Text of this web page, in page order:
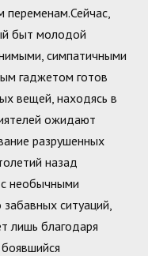
быт молодой
симпатичными
гаджетом готов
вещей, находясь в
ожидают
разрушенных
назад
необычными
ситуаций,
лишь благодаря